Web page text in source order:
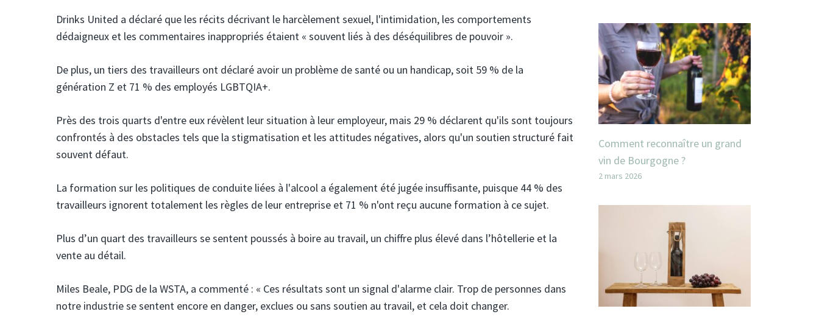
Drinks United a déclaré que les récits décrivant le harcèlement sexuel, l'intimidation, les comportements
dédaigneux et les commentaires inappropriés étaient « souvent liés à des déséquilibres de pouvoir ».
De plus, un tiers des travailleurs ont déclaré avoir un problème de santé ou un handicap, soit 59 % de la
génération Z et 71 % des employés LGBTQIA+.
Près des trois quarts d'entre eux révèlent leur situation à leur employeur, mais 29 % déclarent qu'ils sont toujours
confrontés à des obstacles tels que la stigmatisation et les attitudes négatives, alors qu'un soutien structuré fait
souvent défaut.
La formation sur les politiques de conduite liées à l'alcool a également été jugée insuffisante, puisque 44 % des
travailleurs ignorent totalement les règles de leur entreprise et 71 % n'ont reçu aucune formation à ce sujet.
Plus d’un quart des travailleurs se sentent poussés à boire au travail, un chiffre plus élevé dans l’hôtellerie et la
vente au détail.
Miles Beale, PDG de la WSTA, a commenté : « Ces résultats sont un signal d'alarme clair. Trop de personnes dans
notre industrie se sentent encore en danger, exclues ou sans soutien au travail, et cela doit changer.
Comment reconnaître un grand
vin de Bourgogne ?
2 mars 2026